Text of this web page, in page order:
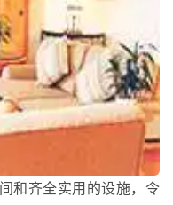
和齐全实用的设施，令